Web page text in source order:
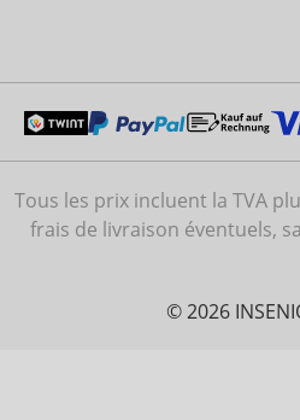
Tous les prix incluent la TVA
frais de livraison éventuels,
© 2026